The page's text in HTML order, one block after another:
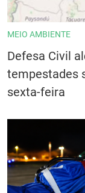
MEIO AMBIENTE
Defesa Civil
tempestades
sexta-feira